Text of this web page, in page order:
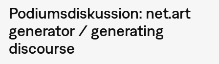
Podiumsdiskussion: net.art
generator / generating
discourse